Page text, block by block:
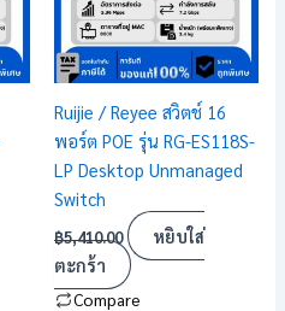
Ruijie / Reyee สวิตช์ 16
พอร์ต POE รุ่น RG-ES118S-
LP Desktop Unmanaged
Switch
฿5,410.00
หยิบใส่
ตะกร้า
Compare